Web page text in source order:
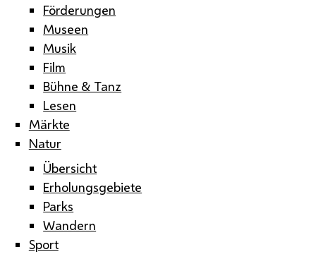
Förderungen
Museen
Musik
Film
Bühne & Tanz
Lesen
Märkte
Natur
Übersicht
Erholungsgebiete
Parks
Wandern
Sport